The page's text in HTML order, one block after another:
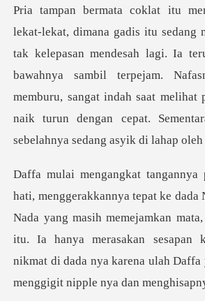
an mendesah lagi. Ia
bawahnya sambil terpejam.
memburu, sangat indah saat
Nada yang masih memejamkan
itu. Ia hanya merasakan sesapan
ni